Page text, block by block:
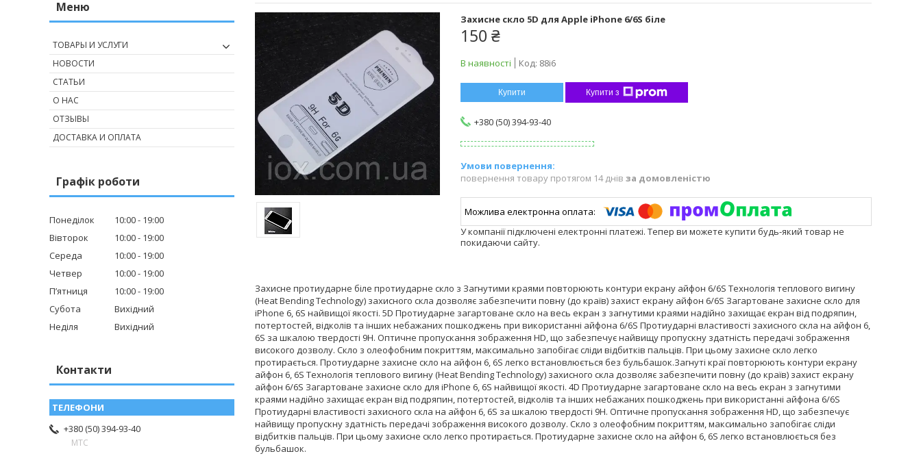
Захисне скло 5D для Apple iPhone 6/6S біле
150 ₴
В наявності Код: 88i6
Купити Купити з
+380 (50) 394-93-40
повернення товару протягом 14 днів за домовленістю
У компанії підключені електронні платежі. Тепер ви можете купити будь-який товар не
покидаючи сайту.
Захисне протиударне біле протиударне скло з Загнутими краями повторюють контури екрану айфон 6/6S Технологія теплового вигину
(Heat Bending Technology) захисного скла дозволяє забезпечити повну (до країв) захист екрану айфон 6/6S Загартоване захисне скло для
iPhone 6, 6S найвищої якості. 5D Протиударне загартоване скло на весь екран з загнутими краями надійно захищає екран від подряпин,
потертостей, відколів та інших небажаних пошкоджень при використанні айфона 6/6S Протиударні властивості захисного скла на айфон 6,
6S за шкалою твердості 9H. Оптичне пропускання зображення HD, що забезпечує найвищу пропускну здатність передачі зображення
високого дозволу. Скло з олеофобним покриттям, максимально запобігає сліди відбитків пальців. При цьому захисне скло легко
протирається. Протиударне захисне скло на айфон 6, 6S легко встановлюється без бульбашок.Загнуті краї повторюють контури екрану
айфон 6, 6S Технологія теплового вигину (Heat Bending Technology) захисного скла дозволяє забезпечити повну (до країв) захист екрану
айфон 6/6S Загартоване захисне скло для iPhone 6, 6S найвищої якості. 4D Протиударне загартоване скло на весь екран з загнутими
краями надійно захищає екран від подряпин, потертостей, відколів та інших небажаних пошкоджень при використанні айфона 6/6S
Протиударні властивості захисного скла на айфон 6, 6S за шкалою твердості 9H. Оптичне пропускання зображення HD, що забезпечує
найвищу пропускну здатність передачі зображення високого дозволу. Скло з олеофобним покриттям, максимально запобігає сліди
відбитків пальців. При цьому захисне скло легко протирається. Протиударне захисне скло на айфон 6, 6S легко встановлюється без
бульбашок.
ТОВАРЫ И УСЛУГИ
НОВОСТИ
СТАТЬИ
О НАС
ОТЗЫВЫ
ДОСТАВКА И ОПЛАТА
Графік роботи
Понеділок 10:00
19:00
Вівторок
10:00
19:00
Середа
10:00
19:00
Четвер
10:00
19:00
Пʼятниця
10:00
19:00
Субота
Вихідний
Неділя
Вихідний
Контакти
+380 (50) 394-93-40
МТС